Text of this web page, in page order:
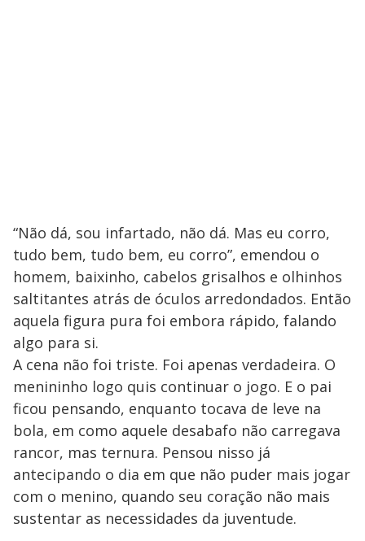
“Não dá, sou infartado, não dá. Mas eu corro,
tudo bem, tudo bem, eu corro”, emendou o
homem, baixinho, cabelos grisalhos e olhinhos
saltitantes atrás de óculos arredondados. Então
aquela figura pura foi embora rápido, falando
algo para si.
A cena não foi triste. Foi apenas verdadeira. O
menininho logo quis continuar o jogo. E o pai
ficou pensando, enquanto tocava de leve na
bola, em como aquele desabafo não carregava
rancor, mas ternura. Pensou nisso já
antecipando o dia em que não puder mais jogar
com o menino, quando seu coração não mais
sustentar as necessidades da juventude.